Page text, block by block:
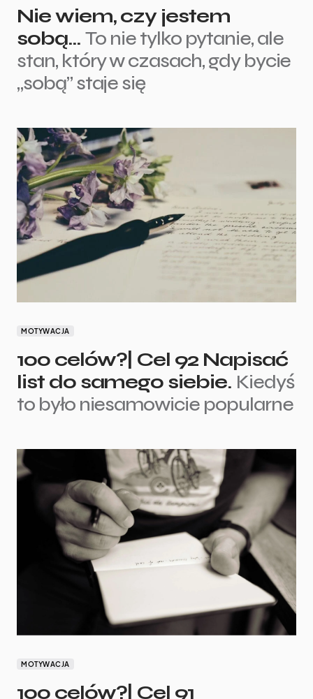
Nie wiem, czy jestem
sobą… To nie tylko pytanie, ale
stan, który w czasach, gdy bycie
„sobą” staje się
MOTYWACJA
100 celów?| Cel 92 Napisać
list do samego siebie. Kiedyś
to było niesamowicie popularne
MOTYWACJA
100 celów?| Cel 91